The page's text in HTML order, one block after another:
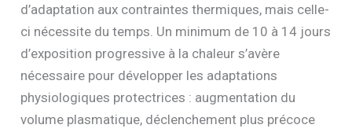
d’adaptation aux contraintes thermiques, mais celle-
ci nécessite du temps. Un minimum de 10 à 14 jours
d’exposition progressive à la chaleur s’avère
nécessaire pour développer les adaptations
physiologiques protectrices : augmentation du
volume plasmatique, déclenchement plus précoce